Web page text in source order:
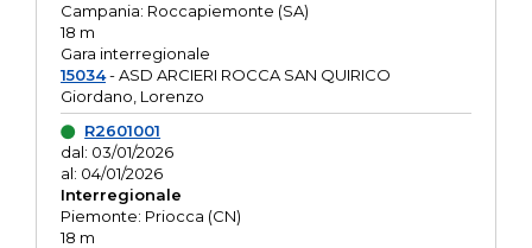
Campania: Roccapiemonte (SA)
18 m
Gara interregionale
15034- ASD ARCIERI ROCCA SAN QUIRICO
Giordano, Lorenzo
R2601001
dal: 03/01/2026
al: 04/01/2026
Interregionale
Piemonte: Priocca (CN)
18 m